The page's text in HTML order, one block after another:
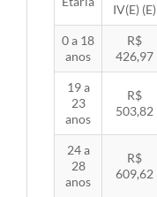
IV(E) (E)
0 a 18
anos
R$
426,97
19 a
23
anos
R$
503,82
24 a
28
anos
R$
609,62